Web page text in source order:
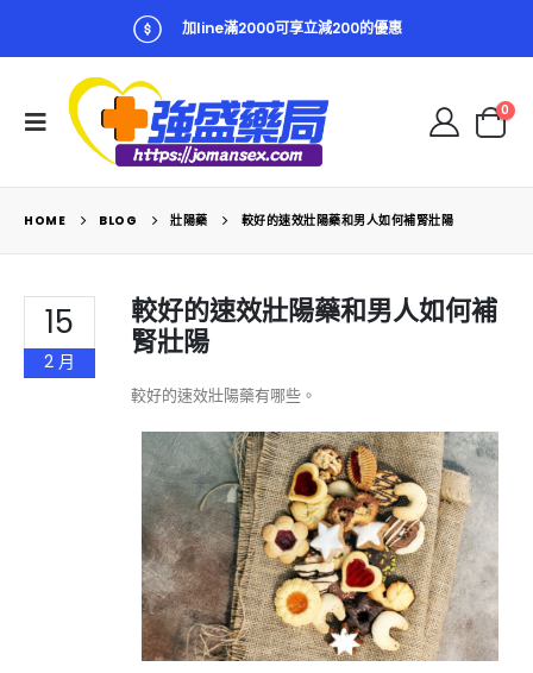
加line滿2000可享立減200的優惠
0
HOME BLOG 壯陽藥 較好的速效壯陽藥和男人如何補腎壯陽
15
2 月
較好的速效壯陽藥和男人如何補
腎壯陽
較好的速效壯陽藥有哪些。